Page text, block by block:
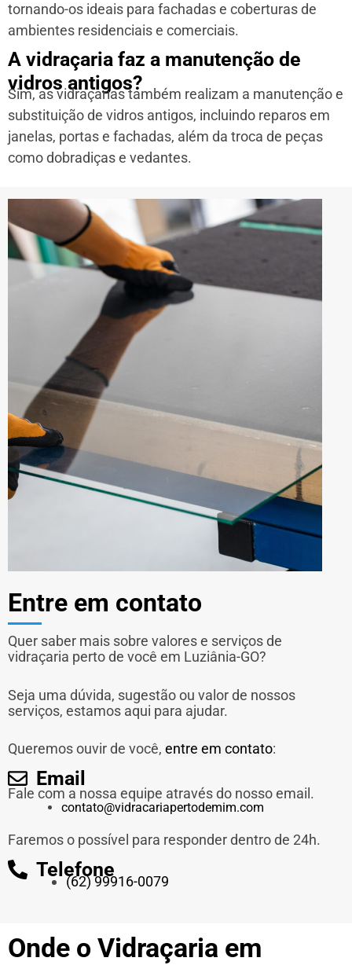
tornando-os ideais para fachadas e coberturas de
ambientes residenciais e comerciais.
A vidraçaria faz a manutenção de
vidros antigos?
Sim, as vidraçarias também realizam a manutenção e
substituição de vidros antigos, incluindo reparos em
janelas, portas e fachadas, além da troca de peças
como dobradiças e vedantes.
Entre em contato
Quer saber mais sobre valores e serviços de
vidraçaria perto de você em Luziânia-GO?
Seja uma dúvida, sugestão ou valor de nossos
serviços, estamos aqui para ajudar.
Queremos ouvir de você, entre em contato:
Email
Fale com a nossa equipe através do nosso email.
contato@vidracariapertodemim.com
Faremos o possível para responder dentro de 24h.
Telefone
(62) 99916-0079
Onde o Vidraçaria em